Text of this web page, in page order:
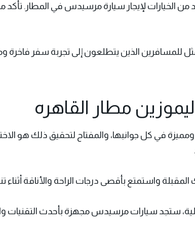
الخيارات لإيجار سيارة مرسيدس في المطار.
للمسافرين الذين يتطلعون إلى تجربة سفر
مطار القاهره
في كل جوانبها، والمفتاح لتحقيق ذلك هو
واستمتع بأقصى درجات الراحة والأناقة أثناء
ستجد سيارات مرسيدس مجهزة بأحدث التقنيات